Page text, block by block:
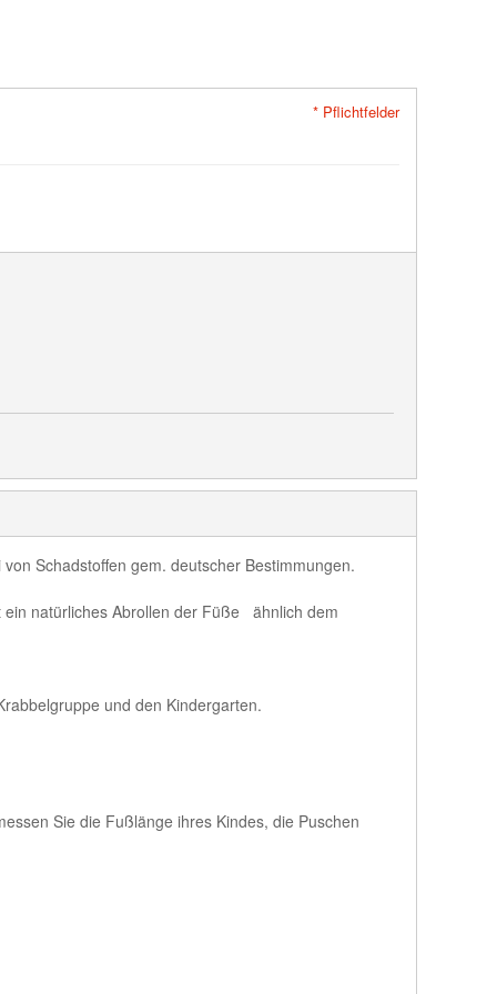
* Pflichtfelder
Schadstoffen gem. deutscher Bestimmungen.
ein natürliches Abrollen der Füße ähnlich dem
und den Kindergarten.
Sie die Fußlänge ihres Kindes, die Puschen